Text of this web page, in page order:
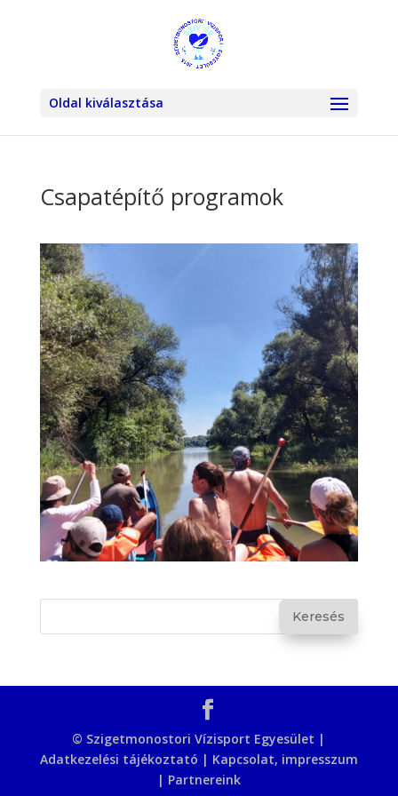
Oldal kiválasztása
Csapatépítő programok
© Szigetmonostori Vízisport Egyesület |
Adatkezelési tájékoztató | Kapcsolat, impresszum
| Partnereink